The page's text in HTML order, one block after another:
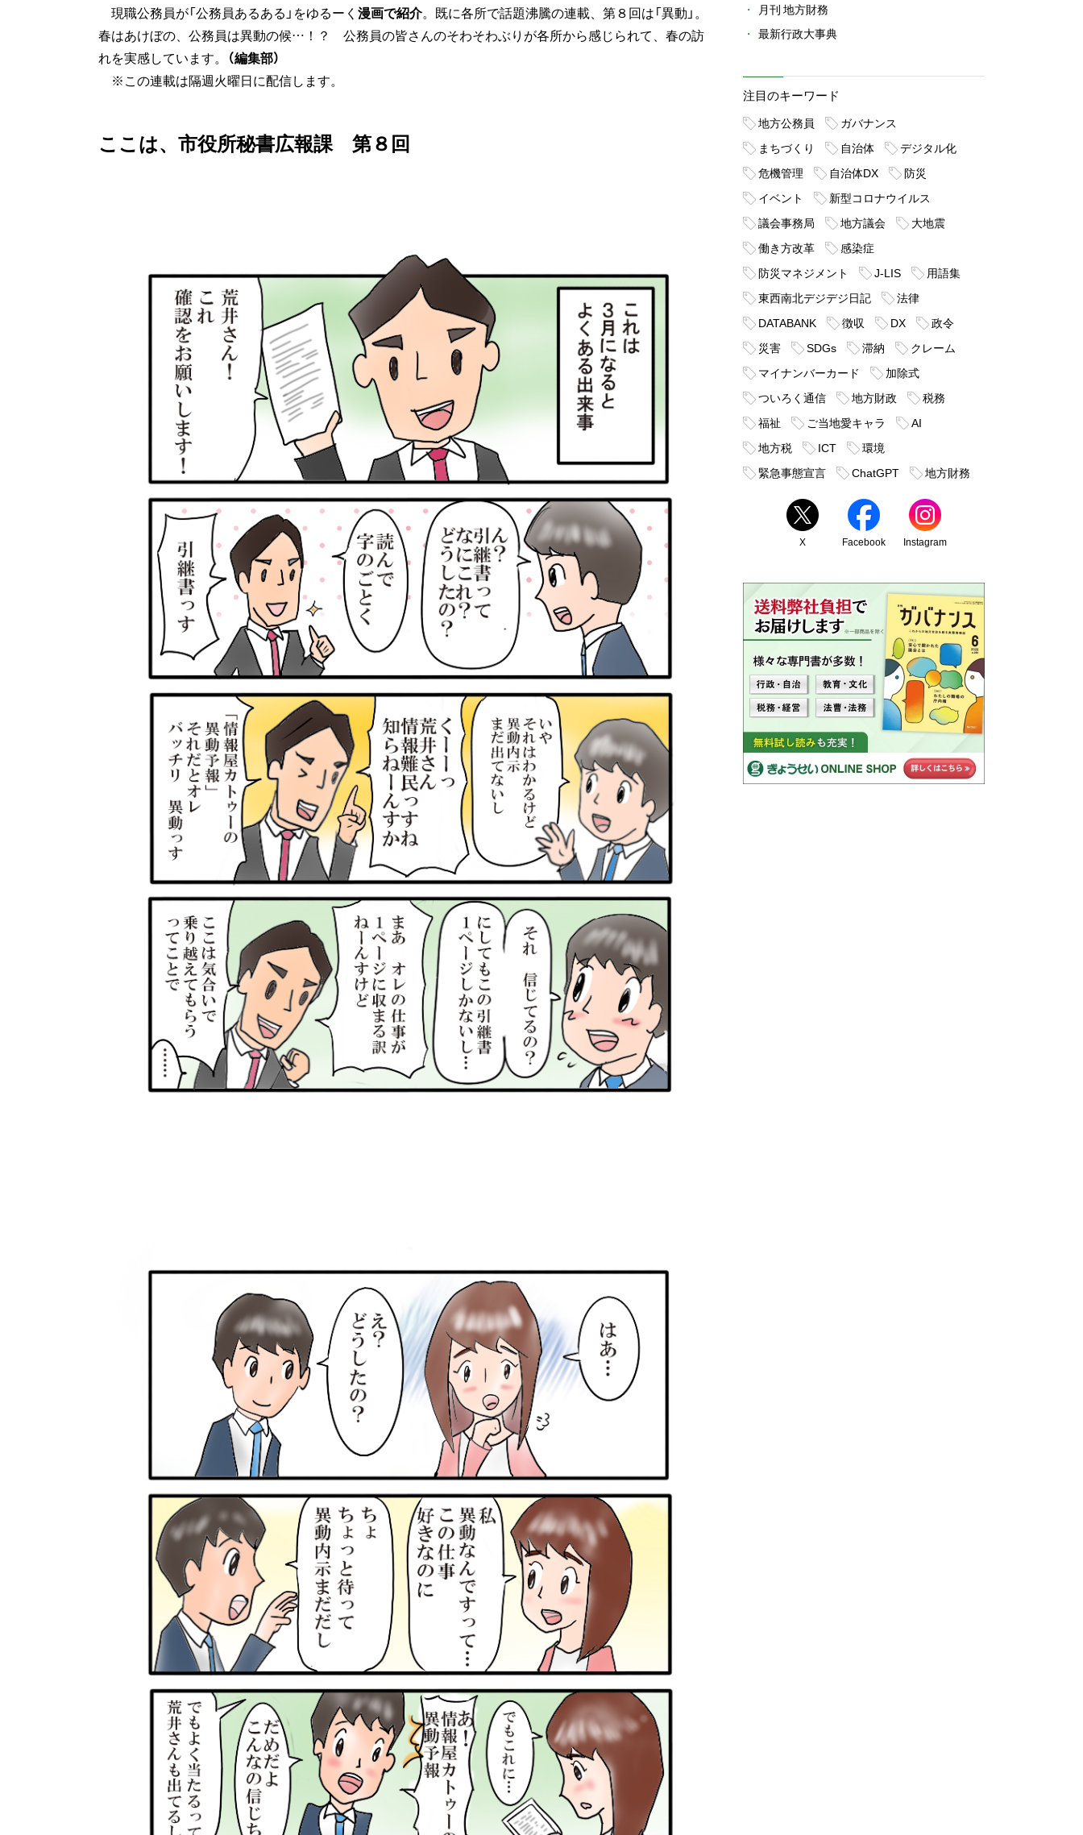
現職公務員が「公務員あるある」をゆるーく 漫画で紹介。既に各所で話題沸騰の連載、第８回は「異動」。
春はあけぼの、公務員は異動の候…！？ 公務員の皆さんのそわそわぶりが各所から感じられて、春の訪
れを実感しています。 （編集部）
※この連載は隔週火曜日に配信します。
ここは、市役所秘書広報課 第８回
月刊 地方財務
最新行政大事典
注目のキーワード
地方公務員
ガバナンス
まちづくり
自治体
デジタル化
危機管理
自治体DX
防災
イベント
新型コロナウイルス
議会事務局
地方議会
大地震
働き方改革
感染症
防災マネジメント
J-LIS
用語集
東西南北デジデジ日記
法律
DATABANK
徴収 DX
政令
災害
SDGs 滞納
クレーム
マイナンバーカード
加除式
ついろく通信
地方財政
税務
福祉
ご当地愛キャラ
AI
地方税
ICT
環境
緊急事態宣言
ChatGPT 地方財務
X Facebook Instagram